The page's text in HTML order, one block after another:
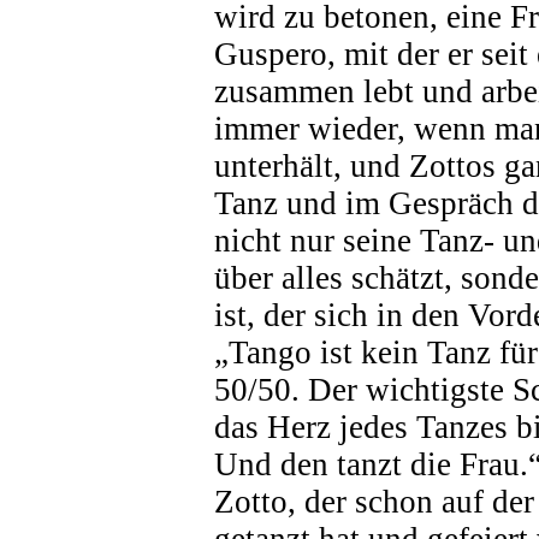
wird zu betonen, eine
Guspero, mit der er seit
zusammen lebt und
immer wieder, wenn
unterhält, und Zottos
Tanz und im Gespräch
nicht nur seine Tanz-
über alles schätzt,
ist, der sich in den
„Tango ist kein Tanz
50/50. Der wichtigste
das Herz jedes Tanzes
Und den tanzt die
Zotto, der schon auf